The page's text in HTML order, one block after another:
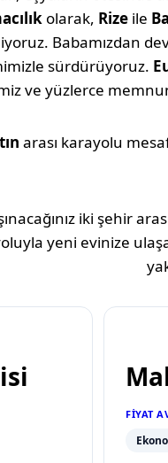
olarak, Rizeile
Babamızdan
sürdürüyoruz.
ve yüzlerce
arası karayolu
iki şehir
yeni evinize
FIYAT